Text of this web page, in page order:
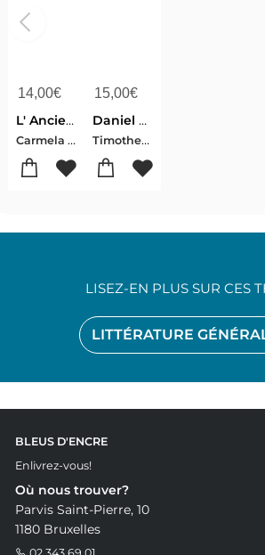
14,00€
L' Ancienne Caserne
Carmela Chergui
15,00€
Daniel Dans La Nuit : La Nuit Des Bigorneaux
Timothee Hateau-Carmela Chergui
LITTÉRATURE
LISEZ-EN PLUS SUR CES
BLEUS D'ENCRE
Enlivrez-vous!
Où nous trouver?
Parvis Saint-Pierre, 10
1180 Bruxelles